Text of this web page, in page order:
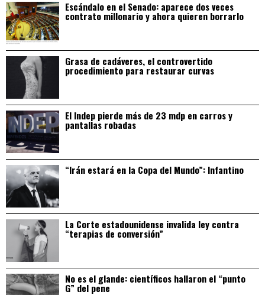
Escándalo en el Senado: aparece dos veces
contrato millonario y ahora quieren borrarlo
Grasa de cadáveres, el controvertido
procedimiento para restaurar curvas
El Indep pierde más de 23 mdp en carros y
pantallas robadas
“Irán estará en la Copa del Mundo”: Infantino
La Corte estadounidense invalida ley contra
“terapias de conversión”
No es el glande: científicos hallaron el “punto
G” del pene